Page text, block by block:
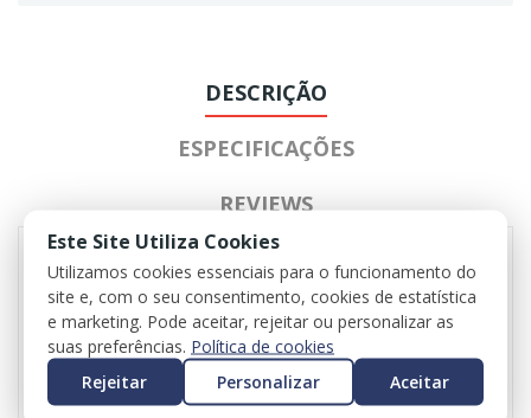
DESCRIÇÃO
ESPECIFICAÇÕES
REVIEWS
Kit de rádio para Renault Kangoo
Referência rádio: 281152808R
Referência monitor: 259153934R
Valor do iva incluído
Valor do transporte não incluído
Este Site Utiliza Cookies
Utilizamos cookies essenciais para o funcionamento do
site e, com o seu consentimento, cookies de estatística
e marketing. Pode aceitar, rejeitar ou personalizar as
suas preferências. Política de cookies
Rejeitar
Personalizar Aceitar